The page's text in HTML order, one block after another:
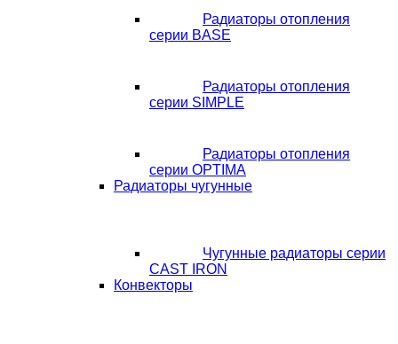
Радиаторы отопления
серии BASE
Радиаторы отопления
серии SIMPLE
Радиаторы отопления
серии OPTIMA
Радиаторы чугунные
Чугунные радиаторы серии
CAST IRON
Конвекторы